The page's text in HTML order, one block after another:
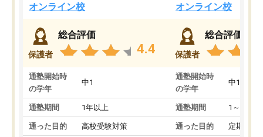
オンライン校
保護者
総合評価
4.4
通塾開始時
の学年
中1
通塾期間 1年以上
通った目的 高校受験対策
オンライン校
保護者
総合評価
通塾開始時
の学年
中1
通塾期間 1～3ヵ月
通った目的 定期テス